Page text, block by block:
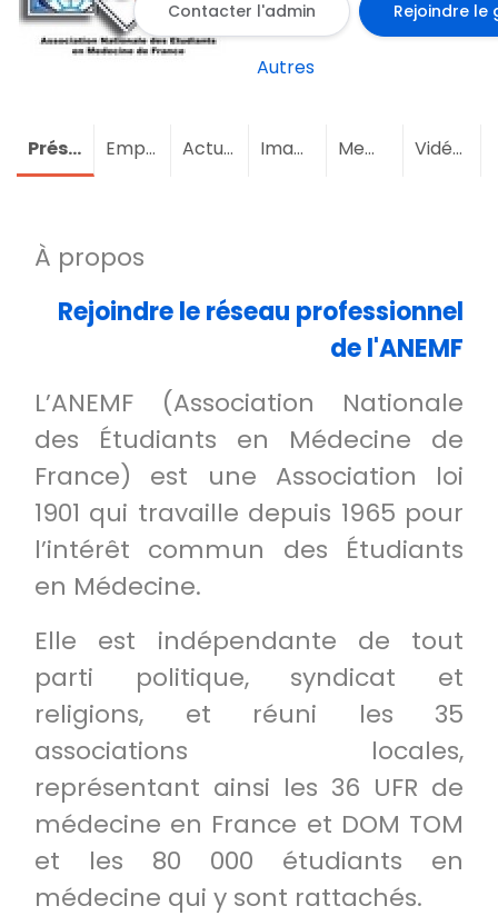
Étudiants en
Médecine de
Contacter l'admin Rejoindre le
Autres
Présentation Emploi Actualités Images Membres (9)Vidéos
À propos
Rejoindre le réseau professionnel
de l'ANEMF
L’ANEMF (Association Nationale
des Étudiants en Médecine de
France) est une Association loi
1901 qui travaille depuis 1965 pour
l’intérêt commun des Étudiants
en Médecine.
Elle est indépendante de tout
parti politique, syndicat et
religions, et réuni les 35
associations locales,
représentant ainsi les 36 UFR de
médecine en France et DOM TOM
et les 80 000 étudiants en
médecine qui y sont rattachés.